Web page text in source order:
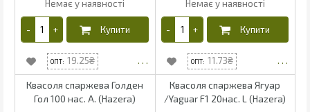
19.25 11.73
Квасоля спаржева Голден
Гол 100 нас. А. (Hazera)
Квасоля спаржева Ягуар
/Yaguar F1 20нас. L (Hazera)